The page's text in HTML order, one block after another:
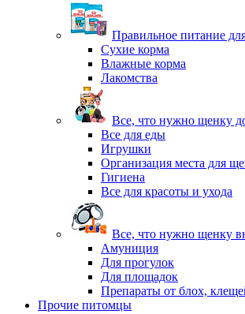
Правильное питание
Сухие корма
Влажные корма
Лакомства
Все, что нужно щенку
Все для еды
Игрушки
Организация места для
Гигиена
Все для красоты и ухода
Все, что нужно щенку
Амуниция
Для прогулок
Для площадок
Препараты от блох,
Прочие питомцы